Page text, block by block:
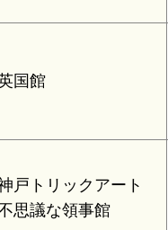
国館
戸トリックアート
思議な領事館